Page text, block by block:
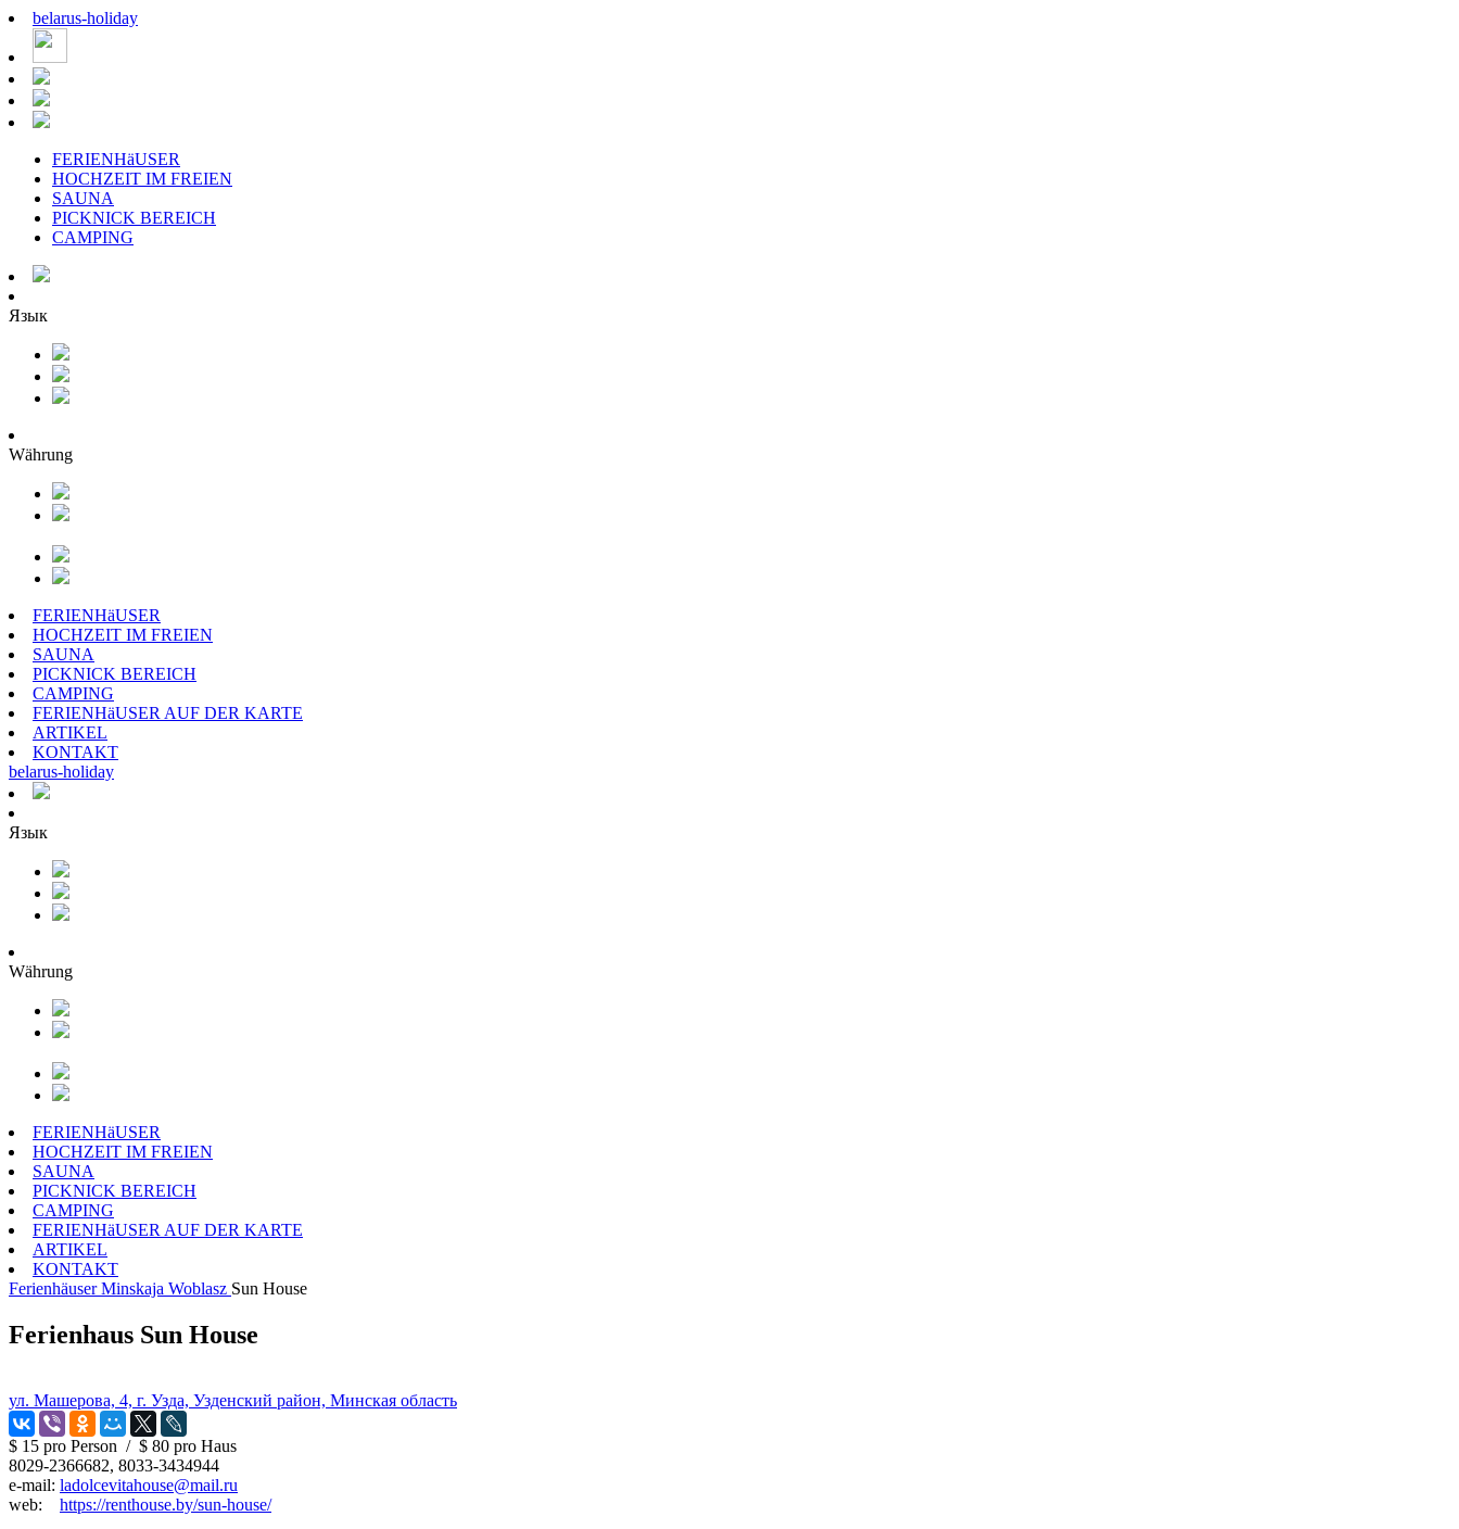
belarus-holiday
FERIENHäUSER
HOCHZEIT IM FREIEN
SAUNA
PICKNICK BEREICH
CAMPING
Язык
Währung
FERIENHäUSER
HOCHZEIT IM FREIEN
SAUNA
PICKNICK BEREICH
CAMPING
FERIENHäUSER AUF DER KARTE
ARTIKEL
KONTAKT
belarus-holiday
Язык
Währung
FERIENHäUSER
HOCHZEIT IM FREIEN
SAUNA
PICKNICK BEREICH
CAMPING
FERIENHäUSER AUF DER KARTE
ARTIKEL
KONTAKT
Ferienhäuser Minskaja Woblasz Sun House
Ferienhaus Sun House
ул. Машерова, 4, г. Узда, Узденский район, Минская область
$ 15 pro Person / $ 80 pro Haus
8029-2366682, 8033-3434944
e-mail: ladolcevitahouse@mail.ru
web: https://renthouse.by/sun-house/